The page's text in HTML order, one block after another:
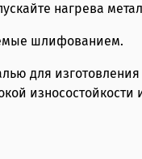
нагрева
шлифованием.
для
износостойкости